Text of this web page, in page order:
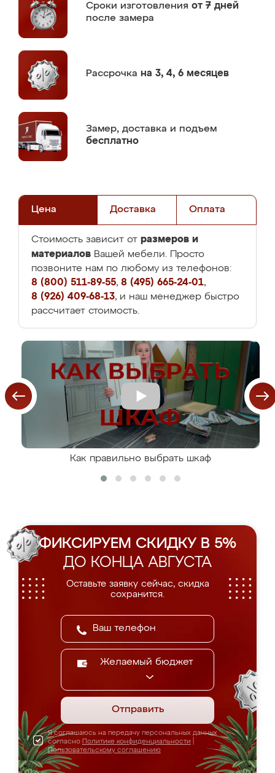
Сроки изготовления от 7 дней
после замера
Рассрочка на 3, 4, 6 месяцев
Замер, доставка и подъем
бесплатно
Цена Доставка Оплата
Стоимость зависит от размеров и
материалов Вашей мебели. Просто
позвоните нам по любому из телефонов:
8 (800) 511-89-55, 8 (495) 665-24-01,
8 (926) 409-68-13, и наш менеджер быстро
рассчитает стоимость.
Как правильно выбрать шкаф
ФИКСИРУЕМ СКИДКУ В 5%
ДО КОНЦА АВГУСТА
Оставьте заявку сейчас, скидка
сохранится.
Желаемый бюджет
Отправить
Я соглашаюсь на передачу персональных данных
согласно Политике конфиденциальности
Пользовательскому соглашению